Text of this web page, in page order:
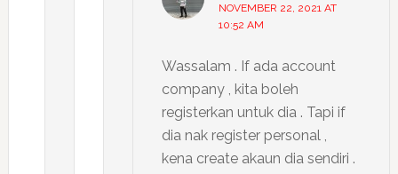
NOVEMBER 22, 2021 AT
10:52 AM
Wassalam . If ada account
company , kita boleh
registerkan untuk dia . Tapi if
dia nak register personal ,
kena create akaun dia sendiri .